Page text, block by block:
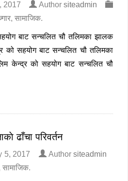
2017 Author siteadmin
, सामाजिक.
बाट सन्चलित चौ तलिमका झालक
सहयोग बाट सन्चलित चौ तलिमका
केन्द्र को सहयोग बाट सन्चलित चौ
ढाँचा परिवर्तन
5, 2017 Authorsiteadmin
सामाजिक.